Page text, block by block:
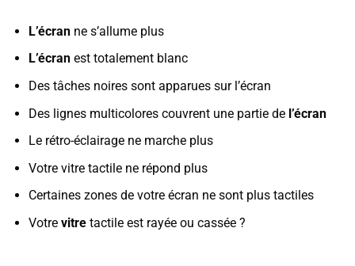
L’écranne s’allume plus
L’écranest totalement blanc
Des tâches noires sont apparues sur l’écran
Des lignes multicolores couvrent une partie de l’écran
Le rétro-éclairage ne marche plus
Votre vitre tactile ne répond plus
Certaines zones de votre écran ne sont plus tactiles
Votre vitretactile est rayée ou cassée ?